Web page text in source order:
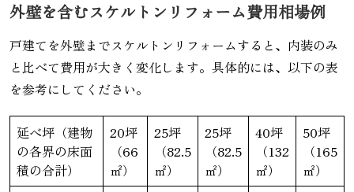
外壁を含むスケルトンリフォーム費用相場例
戸建てを外壁までスケルトンリフォームすると、内装のみ
と比べて費用が大きく変化します。具体的には、以下の表
を参考にしてください。
延べ坪（建物
の各界の床面
積の合計）
20坪
（66
㎡）
25坪
（82.5
㎡）
25坪
（82.5
㎡）
40坪
（132
㎡）
50坪
（165
㎡）